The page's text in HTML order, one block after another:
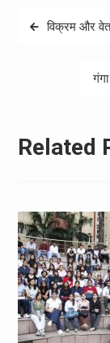
Postविक्रम और
Related